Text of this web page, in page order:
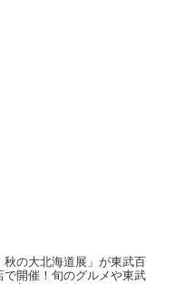
秋の大北海道展」が東武百
で開催！旬のグルメや東武